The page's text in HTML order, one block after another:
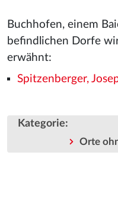
Buchhofen, einem
befindlichen Dorfe
erwähnt:
Spitzenberger,
Kategorie:
Orte